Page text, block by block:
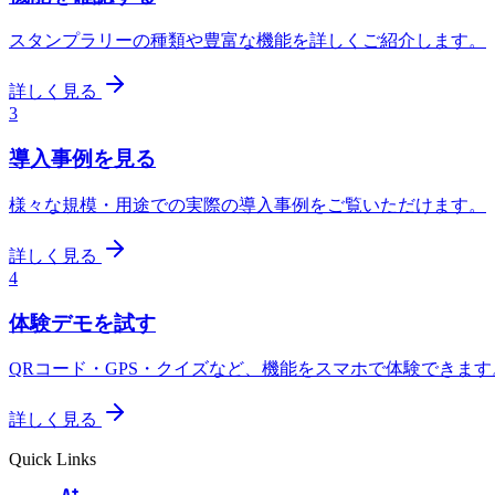
スタンプラリーの種類や豊富な機能を詳しくご紹介します。
詳しく見る
3
導入事例を見る
様々な規模・用途での実際の導入事例をご覧いただけます。
詳しく見る
4
体験デモを試す
QRコード・GPS・クイズなど、機能をスマホで体験できます
詳しく見る
Quick Links